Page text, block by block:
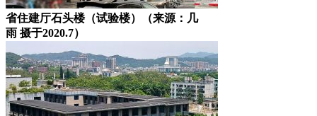
省住建厅石头楼（试验楼）（来源：几
雨 摄于2020.7）